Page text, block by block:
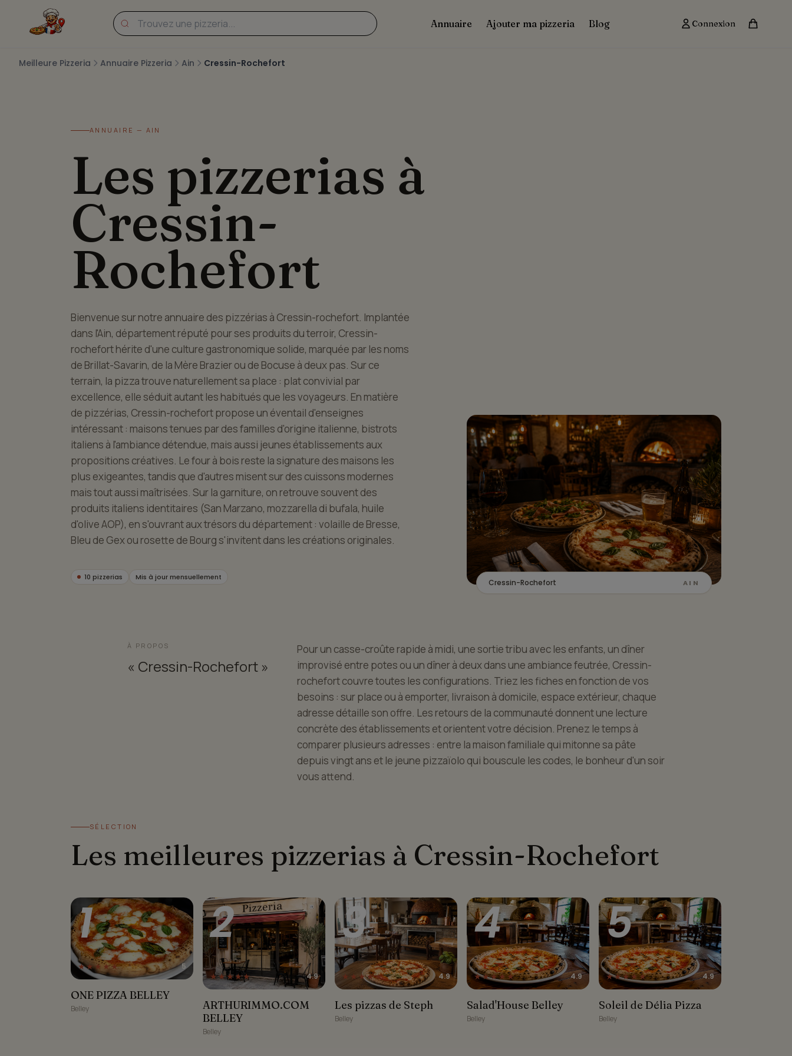
Annuaire Ajouter ma pizzeria Blog Connexion
Meilleure Pizzeria Annuaire Pizzeria Ain Cressin-Rochefort
ANNUAIRE — AIN
Les pizzerias à
Cressin-
Rochefort
Bienvenue sur notre annuaire des pizzérias à Cressin-rochefort. Implantée
dans l'Ain, département réputé pour ses produits du terroir, Cressin-
rochefort hérite d'une culture gastronomique solide, marquée par les noms
de Brillat-Savarin, de la Mère Brazier ou de Bocuse à deux pas. Sur ce
terrain, la pizza trouve naturellement sa place : plat convivial par
excellence, elle séduit autant les habitués que les voyageurs. En matière
de pizzérias, Cressin-rochefort propose un éventail d'enseignes
intéressant : maisons tenues par des familles d'origine italienne, bistrots
italiens à l'ambiance détendue, mais aussi jeunes établissements aux
propositions créatives. Le four à bois reste la signature des maisons les
plus exigeantes, tandis que d'autres misent sur des cuissons modernes
mais tout aussi maîtrisées. Sur la garniture, on retrouve souvent des
produits italiens identitaires (San Marzano, mozzarella di bufala, huile
d'olive AOP), en s'ouvrant aux trésors du département : volaille de Bresse,
Bleu de Gex ou rosette de Bourg s'invitent dans les créations originales.
10 pizzerias Mis à jour mensuellement
Cressin-Rochefort AIN
À PROPOS
« Cressin-Rochefort »
Pour un casse-croûte rapide à midi, une sortie tribu avec les enfants, un dîner
improvisé entre potes ou un dîner à deux dans une ambiance feutrée, Cressin-
rochefort couvre toutes les configurations. Triez les fiches en fonction de vos
besoins : sur place ou à emporter, livraison à domicile, espace extérieur, chaque
adresse détaille son offre. Les retours de la communauté donnent une lecture
concrète des établissements et orientent votre décision. Prenez le temps à
comparer plusieurs adresses : entre la maison familiale qui mitonne sa pâte
depuis vingt ans et le jeune pizzaïolo qui bouscule les codes, le bonheur d'un soir
vous attend.
SÉLECTION
Les meilleures pizzerias à Cressin-Rochefort
ONE PIZZA BELLEY
1
★★★★★ 5
ONE PIZZA BELLEY
Belley
ARTHURIMMO.COM BELLEY
2
★★★★★ 4.9
ARTHURIMMO.COM
BELLEY
Belley
Les pizzas de Steph
3
★★★★★ 4.9
Les pizzas de Steph
Belley
Salad'House Belley
4
★★★★★ 4.9
Salad'House Belley
Belley
Soleil de Délia Pizza
5
★★★★★ 4.9
Soleil de Délia Pizza
Belley